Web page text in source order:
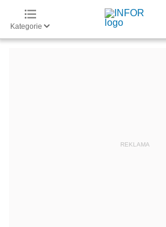
Kategorie